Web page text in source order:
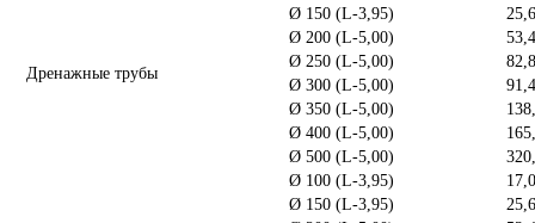
Дренажные трубы
Ø 150 (L-3,95)
25,6
Ø 200 (L-5,00)
53,4
Ø 250 (L-5,00)
82,8
Ø 300 (L-5,00)
91,4
Ø 350 (L-5,00)
Ø 400 (L-5,00)
Ø 500 (L-5,00)
Ø 100 (L-3,95)
17,0
Ø 150 (L-3,95)
25,6